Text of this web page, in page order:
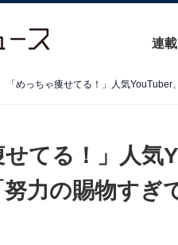
連載
せてる！」人
力の賜物すぎ